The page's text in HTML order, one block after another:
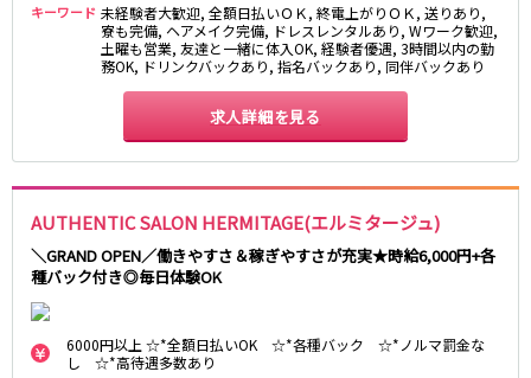
キーワード 未経験者大歓迎, 全額日払いＯＫ, 終電上がりＯＫ, 送りあり,
寮も完備, ヘアメイク完備, ドレスレンタルあり, Wワーク歓迎,
土曜も営業, 友達と一緒に体入OK, 経験者優遇, 3時間以内の勤
務OK, ドリンクバックあり, 指名バックあり, 同伴バックあり
求人詳細を見る
AUTHENTIC SALON HERMITAGE(エルミタージュ)
＼GRAND OPEN／働きやすさ＆稼ぎやすさが充実★時給6,000円+各
種バック付き◎毎日体験OK
6000円以上 ☆*全額日払いOK ☆*各種バック ☆*ノルマ罰金な
し ☆*高待遇多数あり
新橋駅
川崎駅
横浜駅
藤沢駅
平塚駅
大船駅
茅ヶ崎駅
辻堂駅
小田原駅
東急東横線
横浜駅
渋谷駅
武蔵小杉駅
新丸子駅
学芸大学駅